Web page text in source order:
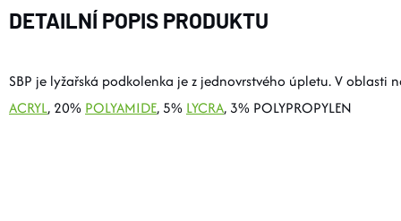
DETAILNÍ POPIS PRODUKTU
SBP je lyžařská podkolenka je z jednovrstvého úpletu. V
ACRYL, 20% POLYAMIDE, 5% LYCRA, 3% POLYPROPYLEN